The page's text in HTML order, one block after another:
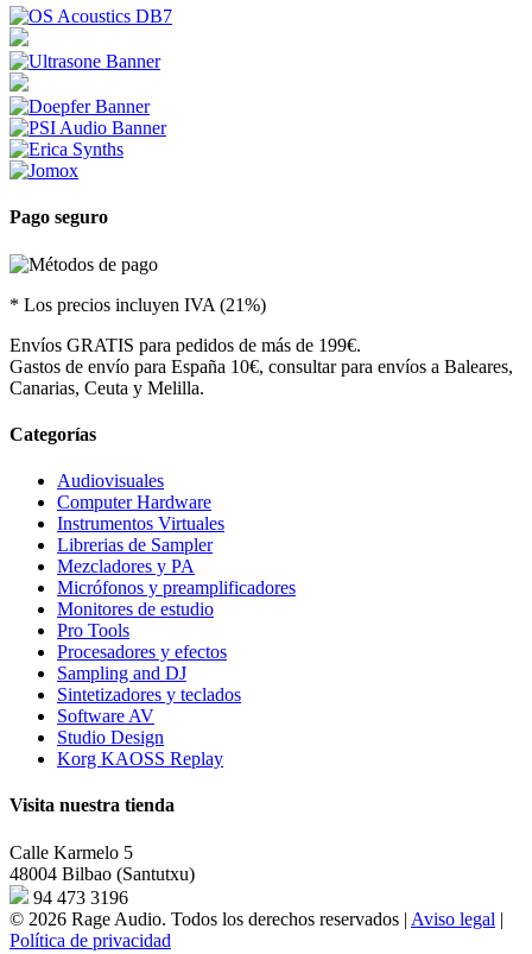
Pago seguro
* Los precios incluyen IVA (21%)
Envíos GRATIS para pedidos de más de 199€.
Gastos de envío para España 10€, consultar para envíos a Baleares,
Canarias, Ceuta y Melilla.
Categorías
Audiovisuales
Computer Hardware
Instrumentos Virtuales
Librerias de Sampler
Mezcladores y PA
Micrófonos y preamplificadores
Monitores de estudio
Pro Tools
Procesadores y efectos
Sampling and DJ
Sintetizadores y teclados
Software AV
Studio Design
Korg KAOSS Replay
Visita nuestra tienda
Calle Karmelo 5
48004 Bilbao (Santutxu)
94 473 3196
© 2026 Rage Audio. Todos los derechos reservados | Aviso legal |
Política de privacidad